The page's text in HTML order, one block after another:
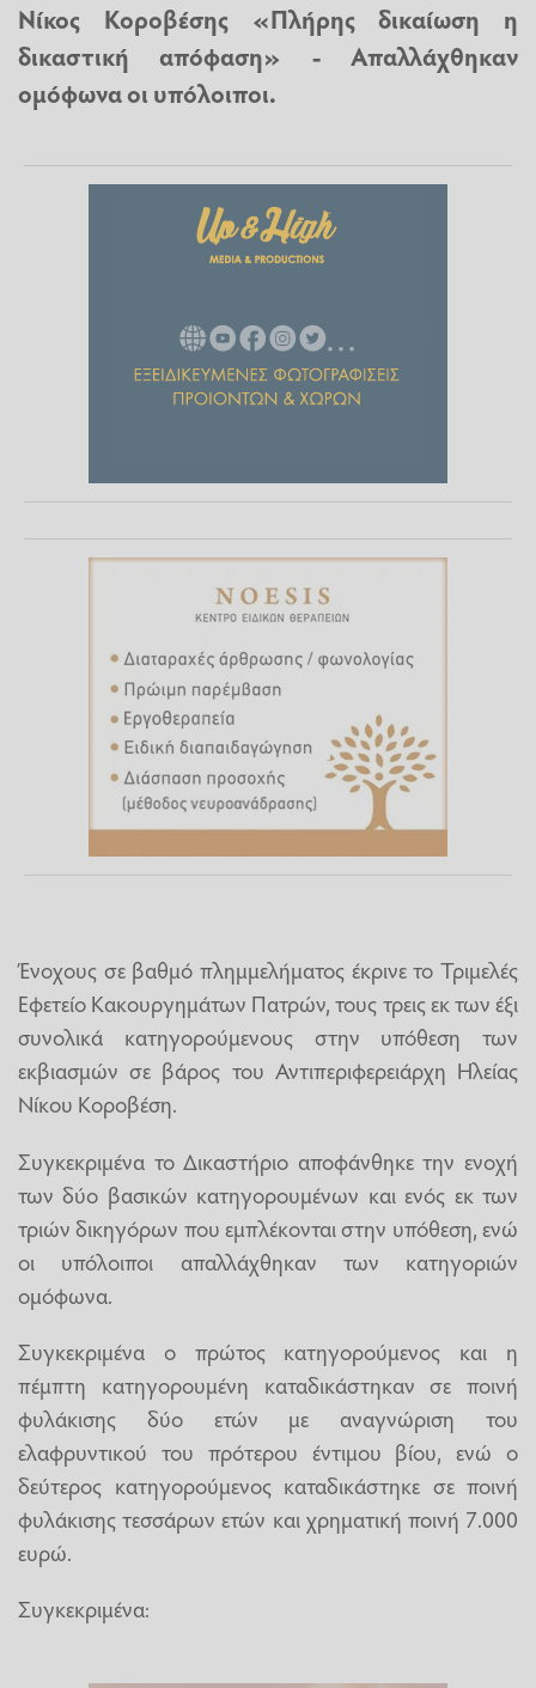
Νίκος Κοροβέσης «Πλήρης δικαίωση η
δικαστική απόφαση» - Απαλλάχθηκαν
ομόφωνα οι υπόλοιποι.
Ένοχους σε βαθμό πλημμελήματος έκρινε το Τριμελές
Εφετείο Κακουργημάτων Πατρών, τους τρεις εκ των έξι
συνολικά κατηγορούμενους στην υπόθεση των
εκβιασμών σε βάρος του Αντιπεριφερειάρχη Ηλείας
Νίκου Κοροβέση.
Συγκεκριμένα το Δικαστήριο αποφάνθηκε την ενοχή
των δύο βασικών κατηγορουμένων και ενός εκ των
τριών δικηγόρων που εμπλέκονται στην υπόθεση, ενώ
οι υπόλοιποι απαλλάχθηκαν των κατηγοριών
ομόφωνα.
Συγκεκριμένα ο πρώτος κατηγορούμενος και η
πέμπτη κατηγορουμένη καταδικάστηκαν σε ποινή
φυλάκισης δύο ετών με αναγνώριση του
ελαφρυντικού του πρότερου έντιμου βίου, ενώ ο
δεύτερος κατηγορούμενος καταδικάστηκε σε ποινή
φυλάκισης τεσσάρων ετών και χρηματική ποινή 7.000
ευρώ.
Συγκεκριμένα: